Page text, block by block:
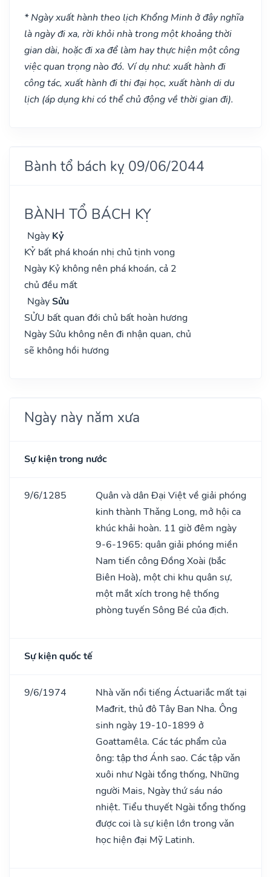
* Ngày xuất hành theo lịch Khổng Minh ở đây nghĩa
là ngày đi xa, rời khỏi nhà trong một khoảng thời
gian dài, hoặc đi xa để làm hay thực hiện một công
việc quan trọng nào đó. Ví dụ như: xuất hành đi
công tác, xuất hành đi thi đại học, xuất hành di du
lịch (áp dụng khi có thể chủ động về thời gian đi).
Bành tổ bách kỵ 09/06/2044
BÀNH TỔ BÁCH KỴ
Ngày Kỷ
KỶ bất phá khoán nhị chủ tịnh vong
Ngày Kỷ không nên phá khoán, cả 2
chủ đều mất
NgàySửu
SỬU bất quan đới chủ bất hoàn hương
Ngày Sửu không nên đi nhận quan, chủ
sẽ không hồi hương
Ngày này năm xưa
Sự kiện trong nước
9/6/1285
Quân và dân Đại Việt về giải phóng
kinh thành Thǎng Long, mở hội ca
khúc khải hoàn. 11 giờ đêm ngày
9-6-1965: quân giải phóng miền
Nam tiến công Đồng Xoài (bắc
Biên Hoà), một chi khu quân sự,
một mắt xích trong hệ thống
phòng tuyến Sông Bé của địch.
Sự kiện quốc tế
9/6/1974
Nhà văn nổi tiếng Áctuariắc mất tại
Mađrit, thủ đô Tây Ban Nha. Ông
sinh ngày 19-10-1899 ở
Goattamêla. Các tác phẩm của
ông: tập thơ Ánh sao. Các tập vǎn
xuôi như Ngài tổng thống, Những
người Mais, Ngày thứ sáu náo
nhiệt. Tiểu thuyết Ngài tổng thống
được coi là sự kiện lớn trong vǎn
học hiện đại Mỹ Latinh.